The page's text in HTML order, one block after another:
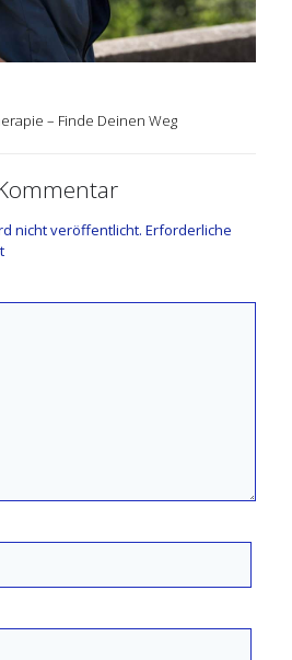
– Finde Deinen Weg
nicht veröffentlicht. Erforderliche